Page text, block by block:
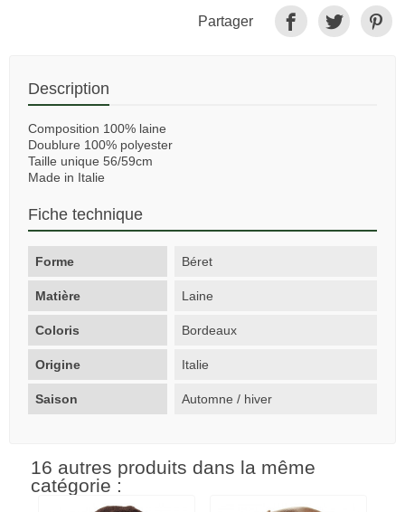
Partager
Description
Composition 100% laine
Doublure 100% polyester
Taille unique 56/59cm
Made in Italie
Fiche technique
Forme Béret
Matière Laine
Coloris Bordeaux
Origine Italie
Saison Automne / hiver
16 autres produits dans la même
catégorie :